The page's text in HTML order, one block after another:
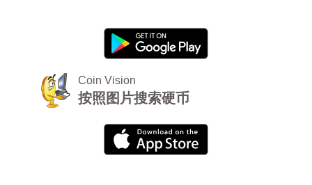
Coin Vision
按照图片搜索硬币